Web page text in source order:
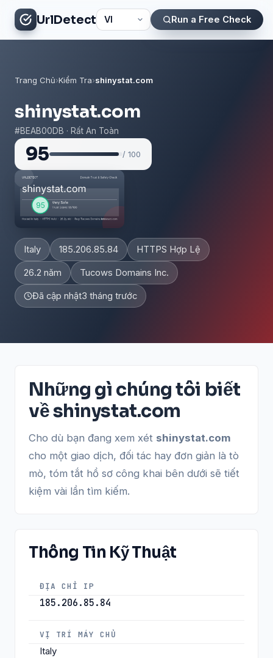
UrlDetect Run a Free Check
Trang Chủ›Kiểm Tra›shinystat.com
shinystat.com
#BEAB00DB · Rất An Toàn
95 / 100
Italy 185.206.85.84 HTTPS Hợp Lệ
26.2 năm Tucows Domains Inc.
Đã cập nhật3 tháng trước
Những gì chúng tôi biết
về shinystat.com
Cho dù bạn đang xem xét shinystat.com
cho một giao dịch, đối tác hay đơn giản là tò
mò, tóm tắt hồ sơ công khai bên dưới sẽ tiết
kiệm vài lần tìm kiếm.
Thông Tin Kỹ Thuật
ĐỊA CHỈ IP
185.206.85.84
VỊ TRÍ MÁY CHỦ
Italy